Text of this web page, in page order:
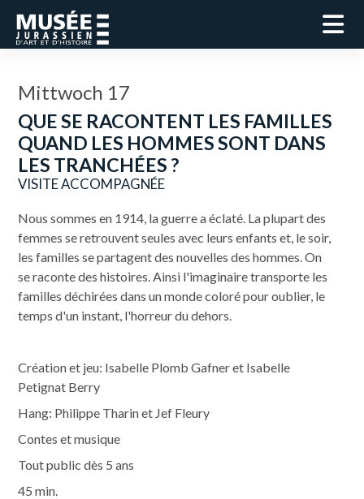
Mittwoch 17
QUE SE RACONTENT LES FAMILLES
QUAND LES HOMMES SONT DANS
LES TRANCHÉES ?
VISITE ACCOMPAGNÉE
Nous sommes en 1914, la guerre a éclaté. La plupart des
femmes se retrouvent seules avec leurs enfants et, le soir,
les familles se partagent des nouvelles des hommes. On
se raconte des histoires. Ainsi l'imaginaire transporte les
familles déchirées dans un monde coloré pour oublier, le
temps d'un instant, l'horreur du dehors.
Création et jeu: Isabelle Plomb Gafner et Isabelle
Petignat Berry
Hang: Philippe Tharin et Jef Fleury
Contes et musique
Tout public dès 5 ans
45 min.